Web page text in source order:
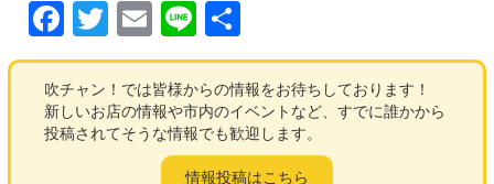
F
a
c
e
T
wi
tt
er
E
m
ail
Li
n
e
有
吹チャン！では皆様からの情報をお待ちしております！
新しいお店の情報や市内のイベントなど、すでに誰かから
投稿されてそうな情報でも歓迎します。
情報投稿はこちら